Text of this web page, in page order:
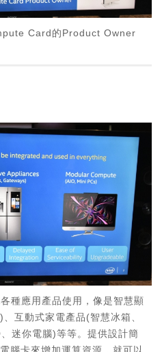
Card的Product Owner
種應用產品使用，像是智慧顯
互動式家電產品(智慧冰箱、
迷你電腦)等等。提供設計簡